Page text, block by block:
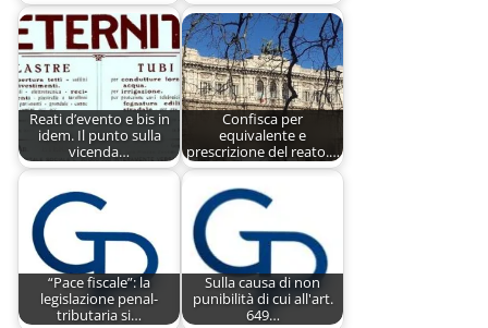
Reati d’evento e bis in
idem. Il punto sulla
vicenda…
Confisca per
equivalente e
prescrizione del reato.…
“Pace fiscale”: la
legislazione penal-
tributaria si…
Sulla causa di non
punibilità di cui all'art.
649…